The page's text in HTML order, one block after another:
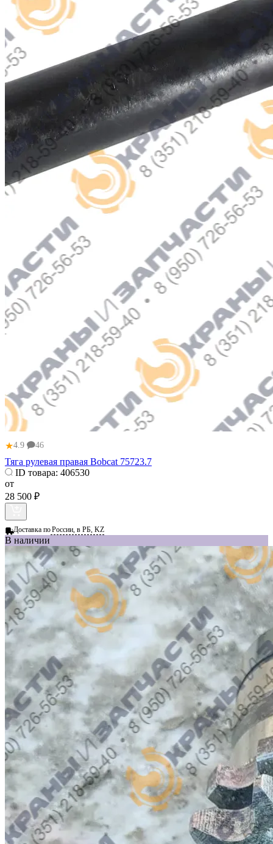
★4.9 46
Тяга рулевая правая Bobcat 75723.7
ID товара: 406530
от
28 500 ₽
Доставка поРоссии, в РБ, KZ
В наличии